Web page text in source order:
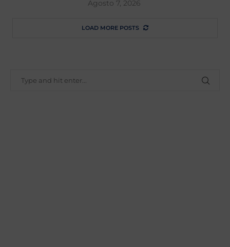
Agosto 7, 2026
LOAD MORE POSTS